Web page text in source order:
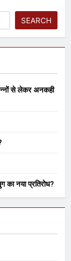
SEARCH
पन्नों से लेकर अनकही
का नया प्रतिरोध?